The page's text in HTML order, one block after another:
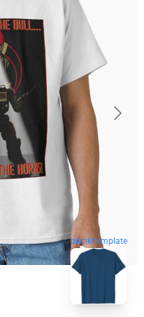
blank template